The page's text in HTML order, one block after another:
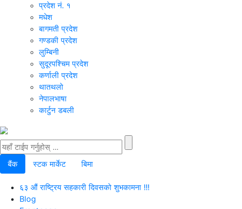
प्रदेश नं. १
मधेश
बागमती प्रदेश
गण्डकी प्रदेश
लुम्बिनी
सुदूरपश्चिम प्रदेश
कर्णाली प्रदेश
थातथलो
नेपालभाषा
कार्टुन डबली
बैंक स्टक मार्केट बिमा
६३ औं राष्ट्रिय सहकारी दिवसको शुभकामना !!!
Blog